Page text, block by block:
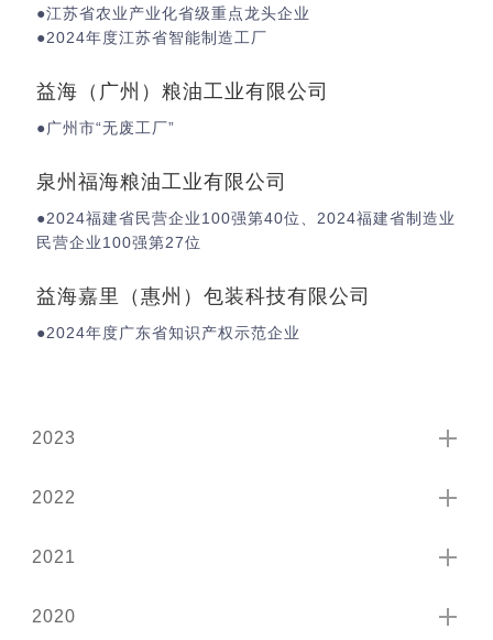
●江苏省农业产业化省级重点龙头企业
●2024年度江苏省智能制造工厂
益海（广州）粮油工业有限公司
●广州市“无废工厂”
泉州福海粮油工业有限公司
●2024福建省民营企业100强第40位、2024福建省制造业
民营企业100强第27位
益海嘉里（惠州）包装科技有限公司
●2024年度广东省知识产权示范企业
2023
2022
2021
2020